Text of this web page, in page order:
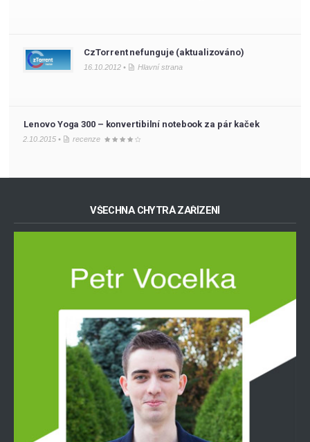
CzTorrent nefunguje (aktualizováno)
16.10.2012 • Hlavní strana
Lenovo Yoga 300 – konvertibilní notebook za pár kaček
2.10.2015 • recenze
VŠECHNA CHYTRÁ ZAŘÍZENÍ